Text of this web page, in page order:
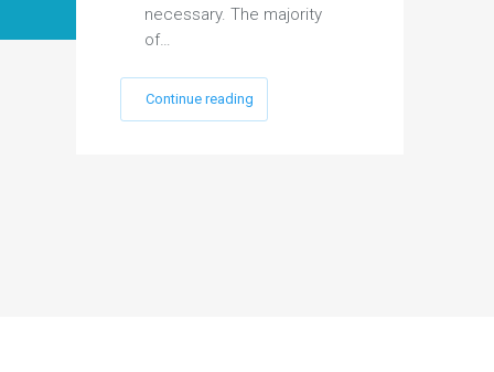
necessary. The majority
of…
Continue reading